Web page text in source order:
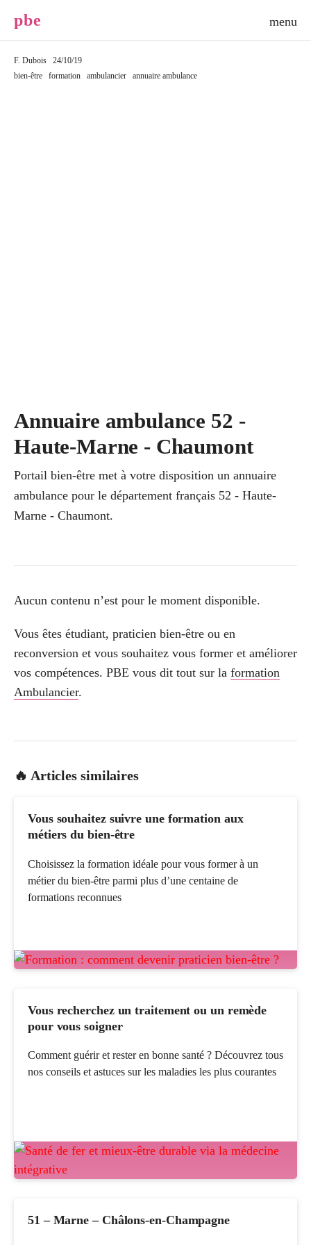
pbe
F. Dubois
24/10/19
bien-être
formation ambulancier annuaire ambulance
Annuaire ambulance 52 -
Haute-Marne - Chaumont
Portail bien-être met à votre disposition un annuaire
ambulance pour le département français 52 - Haute-
Marne - Chaumont.
Aucun contenu n’est pour le moment disponible.
Vous êtes étudiant, praticien bien-être ou en
reconversion et vous souhaitez vous former et améliorer
vos compétences. PBE vous dit tout sur la formation
Ambulancier.
🔥 Articles similaires
Vous souhaitez suivre une formation aux
métiers du bien-être
Choisissez la formation idéale pour vous former à un
métier du bien-être parmi plus d’une centaine de
formations reconnues
Vous recherchez un traitement ou un remède
pour vous soigner
Comment guérir et rester en bonne santé ? Découvrez tous
nos conseils et astuces sur les maladies les plus courantes
51 – Marne – Châlons-en-Champagne